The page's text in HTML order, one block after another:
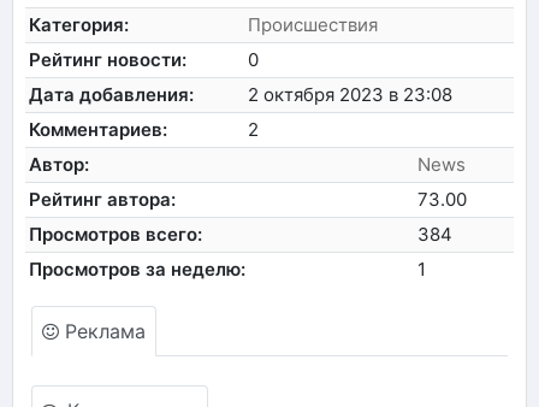
Категория:
Происшествия
Рейтинг новости:
0
Дата добавления:
2 октября 2023 в 23:08
Комментариев:
2
Автор:
News
Рейтинг автора:
73.00
Просмотров всего:
384
Просмотров за неделю:
1
Реклама